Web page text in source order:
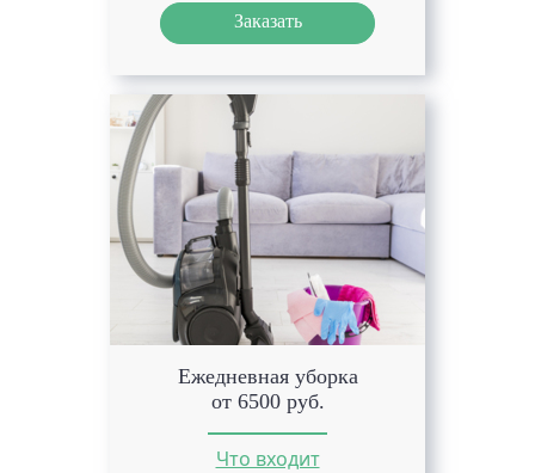
Заказать
Ежедневная уборка
от 6500 руб.
Что входит